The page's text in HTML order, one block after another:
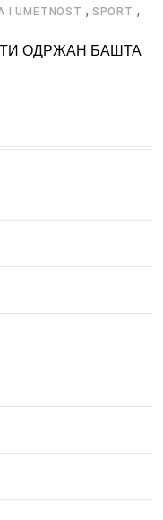
I UMETNOST , SPORT ,
ОДРЖАН БАШТА